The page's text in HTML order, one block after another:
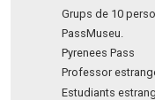
Grups de 10
PassMuseu.
Pyrenees Pass
Professor
Estudiants